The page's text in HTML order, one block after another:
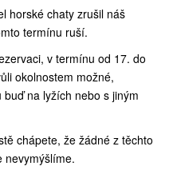
horské chaty zrušil náš
termínu ruší.
v termínu od 17. do
okolnostem možné,
na lyžích nebo s jiným
chápete, že žádné z těchto
nevymýšlíme.